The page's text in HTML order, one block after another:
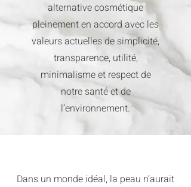
alternative cosmétique
pleinement en accord avec les
valeurs actuelles de simplicité,
transparence, utilité,
minimalisme et respect de
notre santé et de
l’environnement.
Dans un monde idéal, la peau n’aurait